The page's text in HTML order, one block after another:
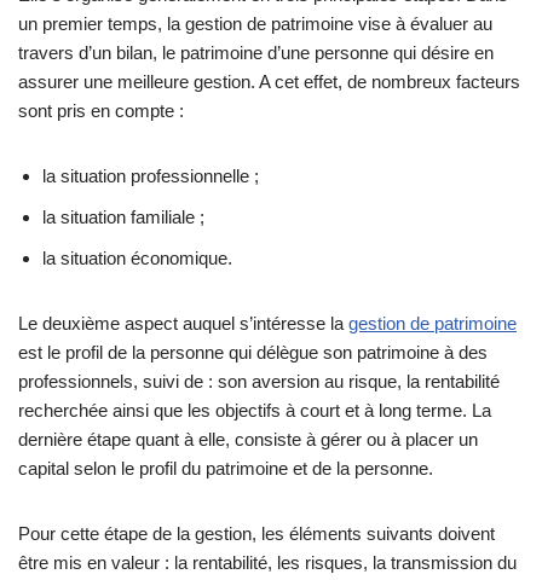
un premier temps, la gestion de patrimoine vise à évaluer au
travers d’un bilan, le patrimoine d’une personne qui désire en
assurer une meilleure gestion. A cet effet, de nombreux facteurs
sont pris en compte :
la situation professionnelle ;
la situation familiale ;
la situation économique.
Le deuxième aspect auquel s’intéresse la gestion de patrimoine
est le profil de la personne qui délègue son patrimoine à des
professionnels, suivi de : son aversion au risque, la rentabilité
recherchée ainsi que les objectifs à court et à long terme. La
dernière étape quant à elle, consiste à gérer ou à placer un
capital selon le profil du patrimoine et de la personne.
Pour cette étape de la gestion, les éléments suivants doivent
être mis en valeur : la rentabilité, les risques, la transmission du